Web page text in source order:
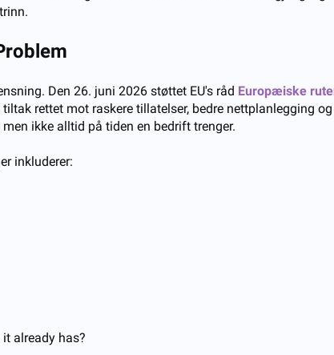
Den 26. juni 2026 støttet EU's råd Europæiske
rettet mot raskere tillatelser, bedre nettplanlegging
ikke alltid på tiden en bedrift trenger.
inkluderer:
already has?